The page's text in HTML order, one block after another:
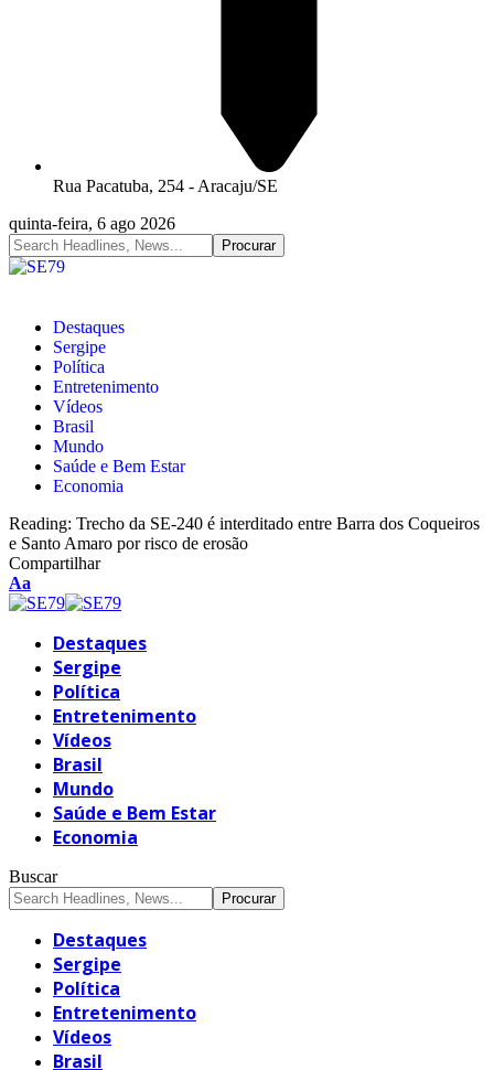
Rua Pacatuba, 254 - Aracaju/SE
quinta-feira, 6 ago 2026
Destaques
Sergipe
Política
Entretenimento
Vídeos
Brasil
Mundo
Saúde e Bem Estar
Economia
Reading: Trecho da SE-240 é interditado entre Barra dos Coqueiros
e Santo Amaro por risco de erosão
Compartilhar
Aa
Destaques
Sergipe
Política
Entretenimento
Vídeos
Brasil
Mundo
Saúde e Bem Estar
Economia
Buscar
Destaques
Sergipe
Política
Entretenimento
Vídeos
Brasil